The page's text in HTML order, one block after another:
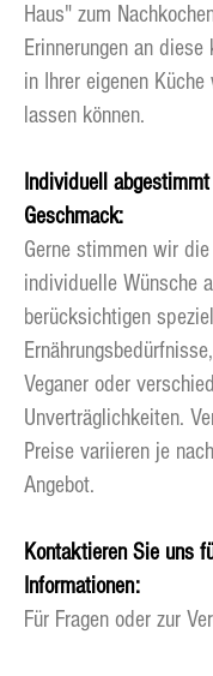
Haus" zum
Erinnerungen an
in Ihrer eigenen
lassen können.
Individuell
Geschmack:
Gerne stimmen wir
individuelle Wünsche
berücksichtigen
Veganer oder
Unverträglichkeiten.
Preise variieren je
Angebot.
Kontaktieren Sie uns
Informationen:
Für Fragen oder zur